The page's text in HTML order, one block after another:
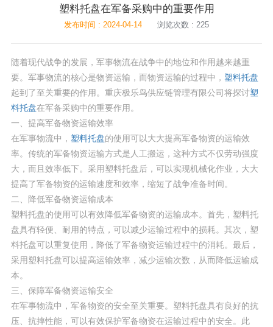
塑料托盘在军备采购中的重要作用
发布时间 : 2024-04-14 浏览次数 : 225
随着现代战争的发展，军事物流在战争中的地位和作用越来越重
要。军事物流的核心是物资运输，而物资运输的过程中， 塑料托盘
起到了至关重要的作用。重庆极乐鸟供应链管理有限公司将探讨塑
料托盘在军备采购中的重要作用。
一、提高军备物资运输效率
在军事物流中， 塑料托盘的使用可以大大提高军备物资的运输效
率。传统的军备物资运输方式是人工搬运，这种方式不仅劳动强度
大，而且效率低下。采用塑料托盘后，可以实现机械化作业，大大
提高了军备物资的运输速度和效率，缩短了战争准备时间。
二、降低军备物资运输成本
塑料托盘的使用可以有效降低军备物资的运输成本。首先，塑料托
盘具有轻便、耐用的特点，可以减少运输过程中的损耗。其次，塑
料托盘可以重复使用，降低了军备物资运输过程中的消耗。最后，
采用塑料托盘可以提高运输效率，减少运输次数，从而降低运输成
本。
三、保障军备物资运输安全
在军事物流中，军备物资的安全至关重要。塑料托盘具有良好的抗
压、抗摔性能，可以有效保护军备物资在运输过程中的安全。此